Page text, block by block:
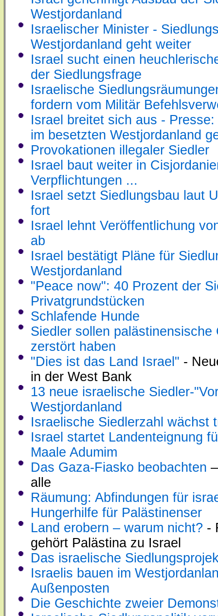
Westjordanland
Israelischer Minister -
Westjordanland geht weiter
Israel sucht einen
der Siedlungsfrage
Israelische
fordern vom Militär
Israel breitet sich aus -
im besetzten Westjordanland
Provokationen illegaler Siedler
Israel baut weiter in
Verpflichtungen ...
Israel setzt Siedlungsbau laut
fort
Israel lehnt Veröffentlichung
ab
Israel bestätigt Pläne für
Westjordanland
"Peace now": 40 Prozent der
Privatgrundstücken
Schlafende Hunde
Siedler sollen palästinensische
zerstört haben
"Dies ist das Land Israel" -
in der West Bank
13 neue israelische Siedler-
Westjordanland
Israelische Siedlerzahl wächst
Israel startet Landenteignung
Maale Adumim
Das Gaza-Fiasko beobachten
alle
Räumung: Abfindungen für
Hungerhilfe für Palästinenser
Land erobern – warum nicht? -
gehört Palästina zu Israel
Das israelische
Israelis bauen im
Außenposten
Die Geschichte zweier